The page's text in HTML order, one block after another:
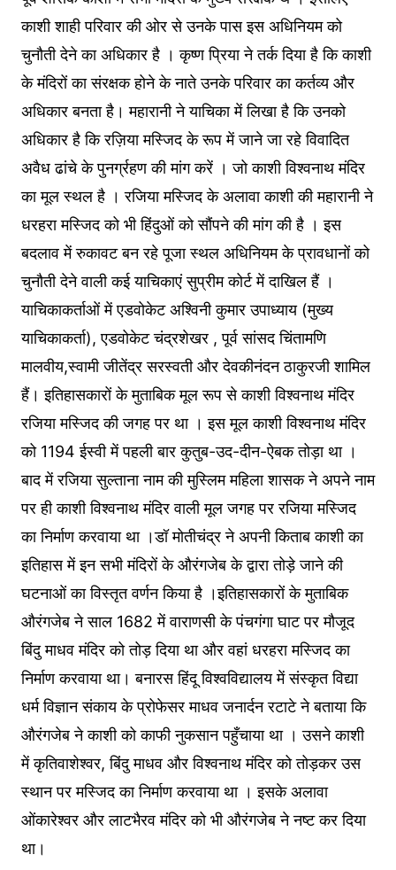
काशी शाही परिवार की ओर से उनके पास इस अधिनियम को
चुनौती देने का अधिकार है । कृष्ण प्रिया ने तर्क दिया है कि काशी
के मंदिरों का संरक्षक होने के नाते उनके परिवार का कर्तव्य और
अधिकार बनता है। महारानी ने याचिका में लिखा है कि उनको
अधिकार है कि रज़िया मस्जिद के रूप में जाने जा रहे विवादित
अवैध ढांचे के पुनर्ग्रहण की मांग करें । जो काशी विश्वनाथ मंदिर
का मूल स्थल है । रजिया मस्जिद के अलावा काशी की महारानी ने
धरहरा मस्जिद को भी हिंदुओं को सौंपने की मांग की है । इस
बदलाव में रुकावट बन रहे पूजा स्थल अधिनियम के प्रावधानों को
चुनौती देने वाली कई याचिकाएं सुप्रीम कोर्ट में दाखिल हैं ।
याचिकाकर्ताओं में एडवोकेट अश्विनी कुमार उपाध्याय (मुख्य
याचिकाकर्ता), एडवोकेट चंद्रशेखर , पूर्व सांसद चिंतामणि
मालवीय,स्वामी जीतेंद्र सरस्वती और देवकीनंदन ठाकुरजी शामिल
हैं। इतिहासकारों के मुताबिक मूल रूप से काशी विश्वनाथ मंदिर
रजिया मस्जिद की जगह पर था । इस मूल काशी विश्वनाथ मंदिर
को 1194 ईस्वी में पहली बार कुतुब-उद-दीन-ऐबक तोड़ा था ।
बाद में रजिया सुल्ताना नाम की मुस्लिम महिला शासक ने अपने नाम
पर ही काशी विश्वनाथ मंदिर वाली मूल जगह पर रजिया मस्जिद
का निर्माण करवाया था ।डॉ मोतीचंद्र ने अपनी किताब काशी का
इतिहास में इन सभी मंदिरों के औरंगजेब के द्वारा तोड़े जाने की
घटनाओं का विस्तृत वर्णन किया है ।इतिहासकारों के मुताबिक
औरंगजेब ने साल 1682 में वाराणसी के पंचगंगा घाट पर मौजूद
बिंदु माधव मंदिर को तोड़ दिया था और वहां धरहरा मस्जिद का
निर्माण करवाया था। बनारस हिंदू विश्वविद्यालय में संस्कृत विद्या
धर्म विज्ञान संकाय के प्रोफेसर माधव जनार्दन रटाटे ने बताया कि
औरंगजेब ने काशी को काफी नुकसान पहुँचाया था । उसने काशी
में कृतिवाशेश्वर, बिंदु माधव और विश्वनाथ मंदिर को तोड़कर उस
स्थान पर मस्जिद का निर्माण करवाया था । इसके अलावा
ओंकारेश्वर और लाटभैरव मंदिर को भी औरंगजेब ने नष्ट कर दिया
था।